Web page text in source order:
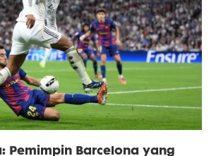
Pemimpin Barcelona yang